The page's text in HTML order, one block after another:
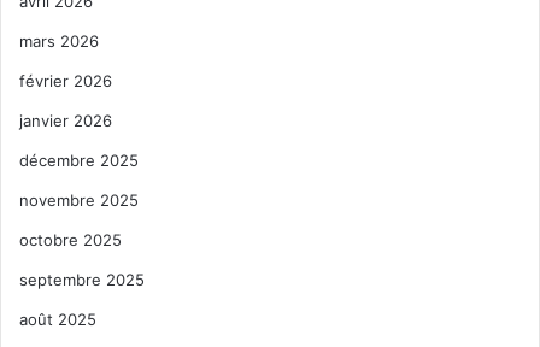
mars 2026
février 2026
janvier 2026
décembre 2025
novembre 2025
octobre 2025
septembre 2025
août 2025